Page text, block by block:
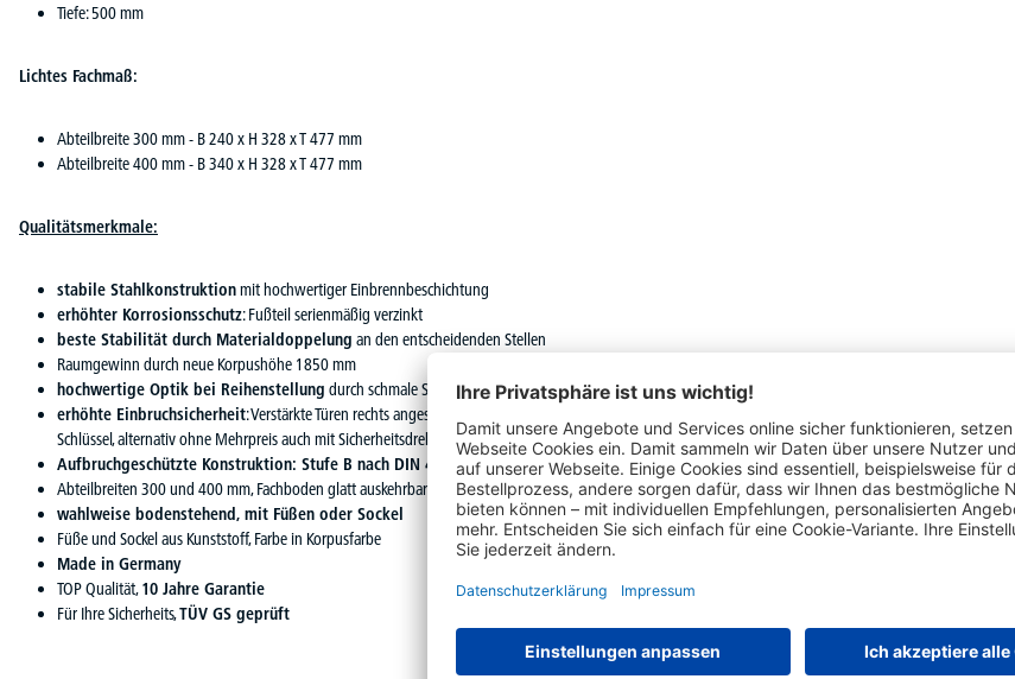
Tiefe: 500 mm
Lichtes Fachmaß:
Abteilbreite 300 mm - B 240 x H 328 x T 477 mm
Abteilbreite 400 mm - B 340 x H 328 x T 477 mm
Qualitätsmerkmale:
stabile Stahlkonstruktionmit hochwertiger Einbrennbeschichtung
erhöhter Korrosionsschutz: Fußteil serienmäßig verzinkt
beste Stabilität durch Materialdoppelung an den entscheidenden Stellen
Raumgewinn durch neue Korpushöhe 1850 mm
hochwertige Optik bei Reihenstellung durch schmale Seitenkanten
erhöhte Einbruchsicherheit: Verstärkte Türen rechts angeschlagen mit Anschlagdämpfer, abschließbar je Fach mit Zylinderschloss inkl. 2
Schlüssel, alternativ ohne Mehrpreis auch mit Sicherheitsdrehriegel für Vorhängeschlösser. Weitere Schlossarten auf Anfrage.
Aufbruchgeschützte Konstruktion: Stufe B nach DIN 4547-2
Abteilbreiten 300 und 400 mm, Fachboden glatt auskehrbar
wahlweise bodenstehend, mit Füßen oder Sockel
Füße und Sockel aus Kunststoff, Farbe in Korpusfarbe
Made in Germany
TOP Qualität,10 Jahre Garantie
Für Ihre Sicherheits,TÜV GS geprüft